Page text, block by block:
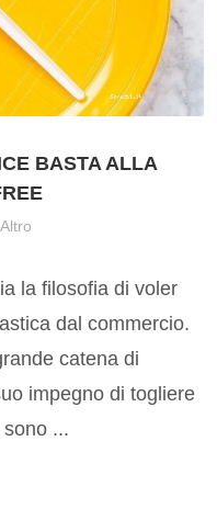
BASTA ALLA
Altro
la filosofia di voler
dal commercio.
catena di
impegno di togliere
...